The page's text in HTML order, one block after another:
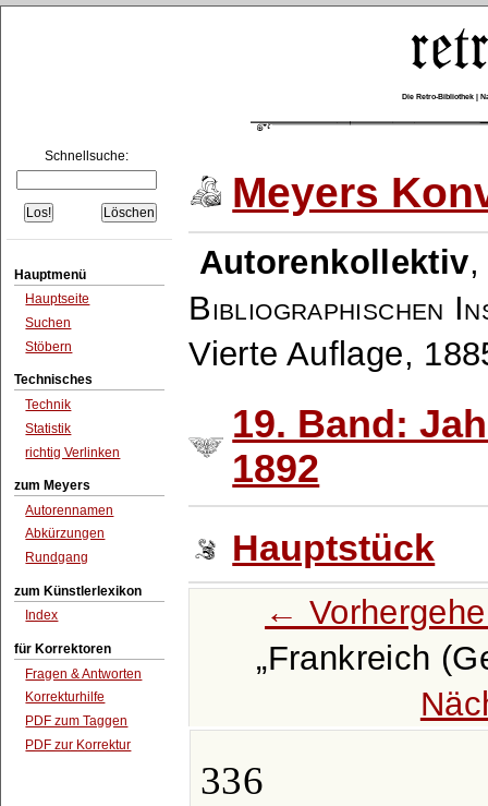
Die Retro-Bibliothek |
Schnellsuche:
Hauptmenü
Hauptseite
Suchen
Stöbern
Technisches
Technik
Statistik
richtig Verlinken
zum Meyers
Autorennamen
Abkürzungen
Rundgang
zum Künstlerlexikon
Index
für Korrektoren
Fragen & Antworten
Korrekturhilfe
PDF zum Taggen
PDF zur Korrektur
Meyers
Autorenkollektiv
Bibliographischen
Vierte Auflage,
19. Band:
1892
Hauptstück
←
Frankreich
336